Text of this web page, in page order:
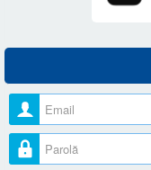
Nume utilizator
Parolă